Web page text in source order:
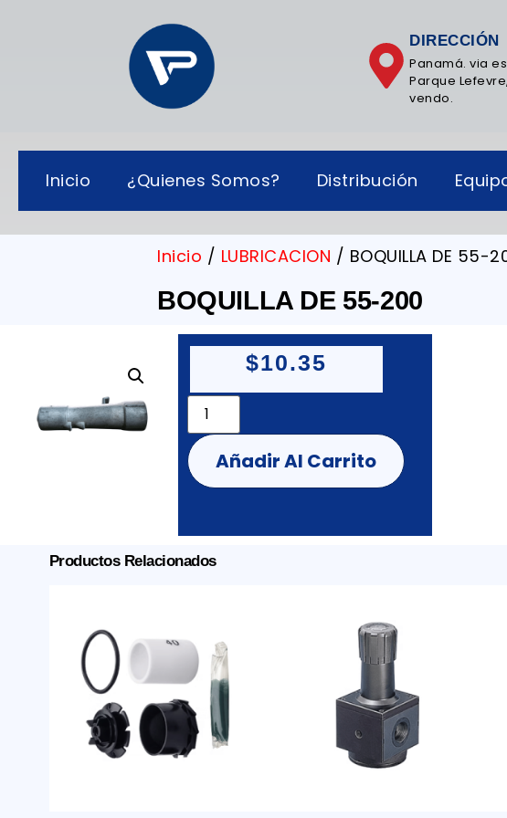
DIRECCIÓN
Panamá. via
Parque
vendo.
Inicio ¿Quienes Somos? Distribución
Inicio / LUBRICACION / BOQUILLA DE 55-
BOQUILLA DE 55-200
$10.35
Añadir Al Carrito
Productos Relacionados